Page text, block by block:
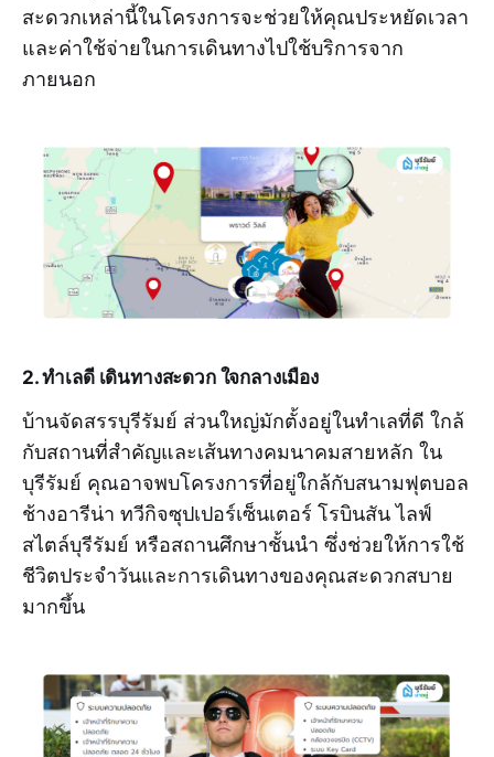
สะดวกเหล่านี้ในโครงการจะช่วยให้คุณประหยัดเวลา
และค่าใช้จ่ายในการเดินทางไปใช้บริการจาก
ภายนอก
2. ทำเลดี เดินทางสะดวก ใจกลางเมือง
บ้านจัดสรรบุรีรัมย์ ส่วนใหญ่มักตั้งอยู่ในทำเลที่ดี ใกล้
กับสถานที่สำคัญและเส้นทางคมนาคมสายหลัก ใน
บุรีรัมย์ คุณอาจพบโครงการที่อยู่ใกล้กับสนามฟุตบอล
ช้างอารีน่า ทวีกิจซุปเปอร์เซ็นเตอร์ โรบินสัน ไลฟ์
สไตล์บุรีรัมย์ หรือสถานศึกษาชั้นนำ ซึ่งช่วยให้การใช้
ชีวิตประจำวันและการเดินทางของคุณสะดวกสบาย
มากขึ้น